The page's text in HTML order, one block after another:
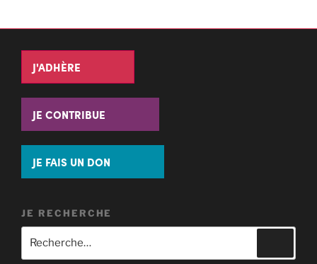
J'ADHÈRE
JE CONTRIBUE
JE FAIS UN DON
JE RECHERCHE